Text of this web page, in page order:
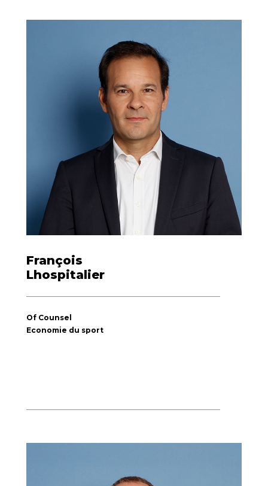
François
Lhospitalier
Of Counsel
Economie du sport